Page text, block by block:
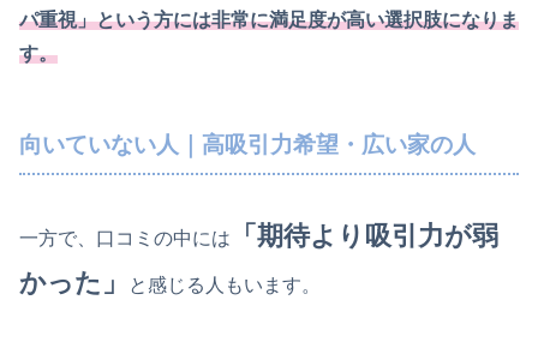
パ重視」という方には非常に満足度が高い選択肢になりま
す。
向いていない人｜高吸引力希望・広い家の人
一方で、口コミの中には
「期待より吸引力が弱
かった」
と感じる人もいます。